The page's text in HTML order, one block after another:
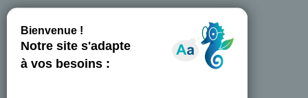
Suivez-nous sur
les
réseaux sociaux !